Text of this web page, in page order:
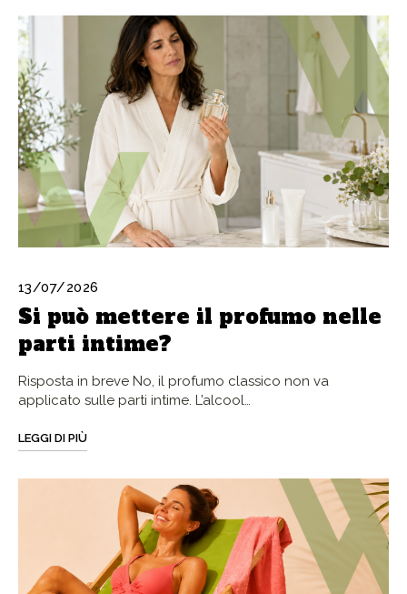
13/07/2026
Si può mettere il profumo nelle
parti intime?
Risposta in breve No, il profumo classico non va
applicato sulle parti intime. L’alcool…
LEGGI DI PIÙ